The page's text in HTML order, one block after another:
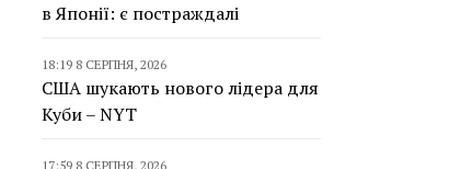
в Японії: є постраждалі
18:19 8 СЕРПНЯ, 2026
США шукають нового лідера для
Куби – NYT
17:59 8 СЕРПНЯ, 2026